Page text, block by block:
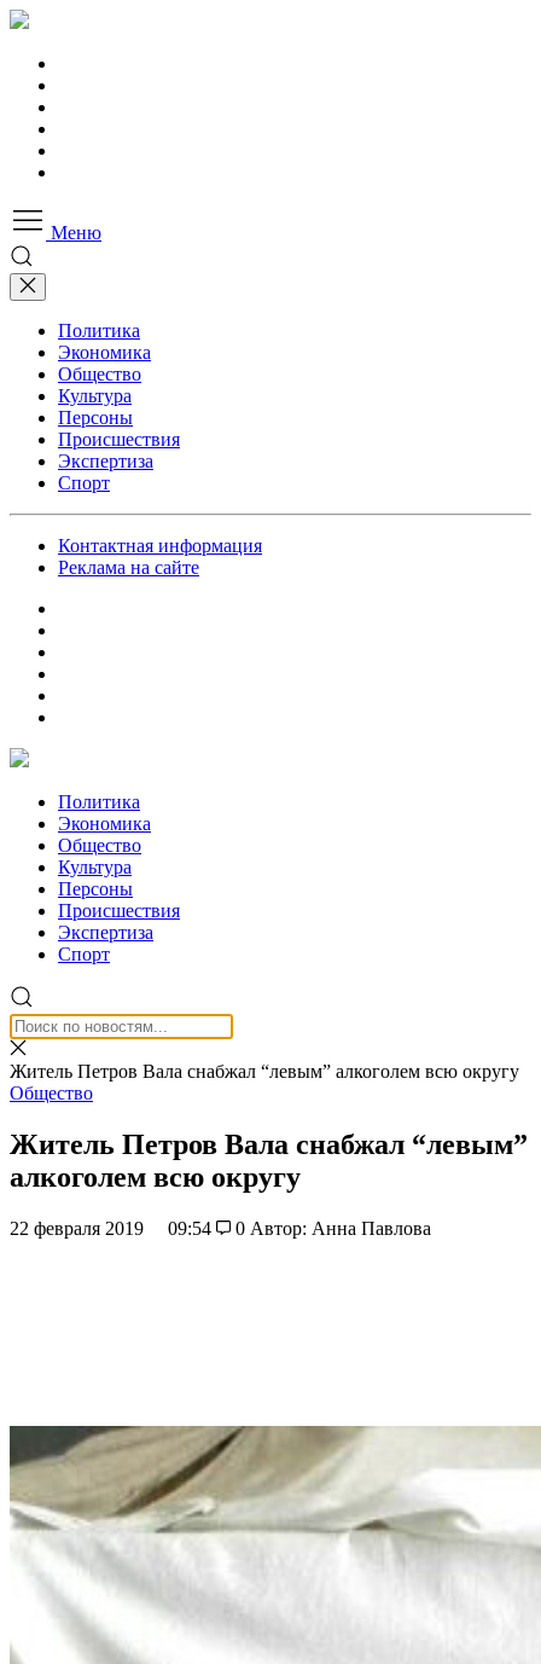
Меню
Политика
Экономика
Общество
Культура
Персоны
Происшествия
Экспертиза
Спорт
Контактная информация
Реклама на сайте
Политика
Экономика
Общество
Культура
Персоны
Происшествия
Экспертиза
Спорт
Житель Петров Вала снабжал “левым” алкоголем всю округу
Общество
Житель Петров Вала снабжал “левым”
алкоголем всю округу
22 февраля 2019 09:54 0 Автор: Анна Павлова